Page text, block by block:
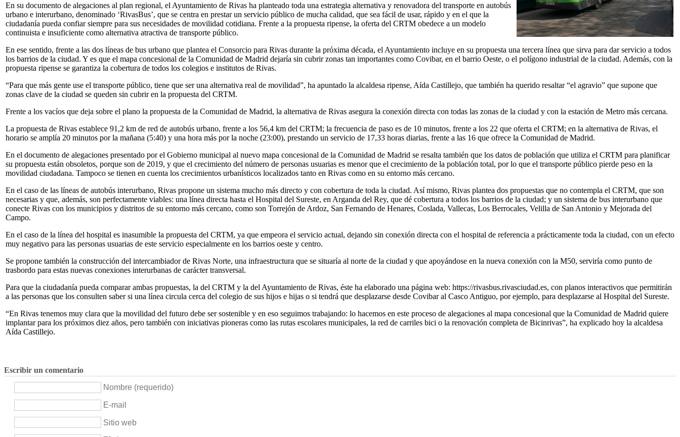
En su documento de alegaciones al plan regional, el Ayuntamiento de Rivas ha planteado toda una estrategia alternativa y renovadora del transporte en autobús
urbano e interurbano, denominado ‘RivasBus’, que se centra en prestar un servicio público de mucha calidad, que sea fácil de usar, rápido y en el que la
ciudadanía pueda confiar siempre para sus necesidades de movilidad cotidiana. Frente a la propuesta ripense, la oferta del CRTM obedece a un modelo
continuista e insuficiente como alternativa atractiva de transporte público.
En ese sentido, frente a las dos líneas de bus urbano que plantea el Consorcio para Rivas durante la próxima década, el Ayuntamiento incluye en su propuesta una tercera línea que sirva para dar servicio a todos
los barrios de la ciudad. Y es que el mapa concesional de la Comunidad de Madrid dejaría sin cubrir zonas tan importantes como Covibar, en el barrio Oeste, o el polígono industrial de la ciudad. Además, con la
propuesta ripense se garantiza la cobertura de todos los colegios e institutos de Rivas.
“Para que más gente use el transporte público, tiene que ser una alternativa real de movilidad”, ha apuntado la alcaldesa ripense, Aída Castillejo, que también ha querido resaltar “el agravio” que supone que
zonas clave de la ciudad se queden sin cubrir en la propuesta del CRTM.
Frente a los vacíos que deja sobre el plano la propuesta de la Comunidad de Madrid, la alternativa de Rivas asegura la conexión directa con todas las zonas de la ciudad y con la estación de Metro más cercana.
La propuesta de Rivas establece 91,2 km de red de autobús urbano, frente a los 56,4 km del CRTM; la frecuencia de paso es de 10 minutos, frente a los 22 que oferta el CRTM; en la alternativa de Rivas, el
horario se amplía 20 minutos por la mañana (5:40) y una hora más por la noche (23:00), prestando un servicio de 17,33 horas diarias, frente a las 16 que ofrece la Comunidad de Madrid.
En el documento de alegaciones presentado por el Gobierno municipal al nuevo mapa concesional de la Comunidad de Madrid se resalta también que los datos de población que utiliza el CRTM para planificar
su propuesta están obsoletos, porque son de 2019, y que el crecimiento del número de personas usuarias es menor que el crecimiento de la población total, por lo que el transporte público pierde peso en la
movilidad ciudadana. Tampoco se tienen en cuenta los crecimientos urbanísticos localizados tanto en Rivas como en su entorno más cercano.
En el caso de las líneas de autobús interurbano, Rivas propone un sistema mucho más directo y con cobertura de toda la ciudad. Así mismo, Rivas plantea dos propuestas que no contempla el CRTM, que son
necesarias y que, además, son perfectamente viables: una línea directa hasta el Hospital del Sureste, en Arganda del Rey, que dé cobertura a todos los barrios de la ciudad; y un sistema de bus interurbano que
conecte Rivas con los municipios y distritos de su entorno más cercano, como son Torrejón de Ardoz, San Fernando de Henares, Coslada, Vallecas, Los Berrocales, Velilla de San Antonio y Mejorada del
Campo.
En el caso de la línea del hospital es inasumible la propuesta del CRTM, ya que empeora el servicio actual, dejando sin conexión directa con el hospital de referencia a prácticamente toda la ciudad, con un efecto
muy negativo para las personas usuarias de este servicio especialmente en los barrios oeste y centro.
Se propone también la construcción del intercambiador de Rivas Norte, una infraestructura que se situaría al norte de la ciudad y que apoyándose en la nueva conexión con la M50, serviría como punto de
trasbordo para estas nuevas conexiones interurbanas de carácter transversal.
Para que la ciudadanía pueda comparar ambas propuestas, la del CRTM y la del Ayuntamiento de Rivas, éste ha elaborado una página web: https://rivasbus.rivasciudad.es, con planos interactivos que permitirán
a las personas que los consulten saber si una línea circula cerca del colegio de sus hijos e hijas o si tendrá que desplazarse desde Covibar al Casco Antiguo, por ejemplo, para desplazarse al Hospital del Sureste.
“En Rivas tenemos muy clara que la movilidad del futuro debe ser sostenible y en eso seguimos trabajando: lo hacemos en este proceso de alegaciones al mapa concesional que la Comunidad de Madrid quiere
implantar para los próximos diez años, pero también con iniciativas pioneras como las rutas escolares municipales, la red de carriles bici o la renovación completa de Bicinrivas”, ha explicado hoy la alcaldesa
Aída Castillejo.
Escribir un comentario
Nombre (requerido)
E-mail
Sitio web